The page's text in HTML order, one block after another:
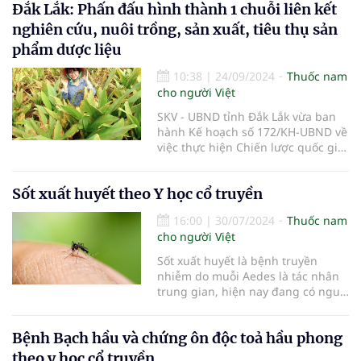
thường được nhân dân sử dụng để
trị chứng tiểu tiện vàng/ đỏ, tiểu
khó, sạn đường tiết niệu do thấp
Đắk Lắk: Phấn đấu hình thành 1 chuỗi liên kết
nghiên cứu, nuôi trồng, sản xuất, tiêu thụ sản
phẩm dược liệu
10:38 | 24/09/2024
Thuốc nam
cho người Việt
SKV - UBND tỉnh Đắk Lắk vừa ban
hành Kế hoạch số 172/KH-UBND về
việc thực hiện Chiến lược quốc gia
năm 2045 tỉnh Đắk Lắk.
Sốt xuất huyết theo Y học cổ truyền
16:00 | 30/07/2024
Thuốc nam
cho người Việt
Sốt xuất huyết là bệnh truyền
nhiễm do muỗi Aedes là tác nhân
trung gian, hiện nay đang có nguy
đặc trưng của mùa Hạ. Đa phần
Bệnh Bạch hầu và chứng ôn độc toả hầu phong